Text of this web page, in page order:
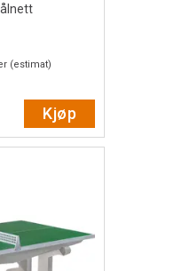
(estimat)
Kjøp